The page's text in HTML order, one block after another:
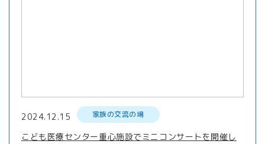
2024.12.15 家族の交流の場
こども医療センター重心施設でミニコンサートを開催し